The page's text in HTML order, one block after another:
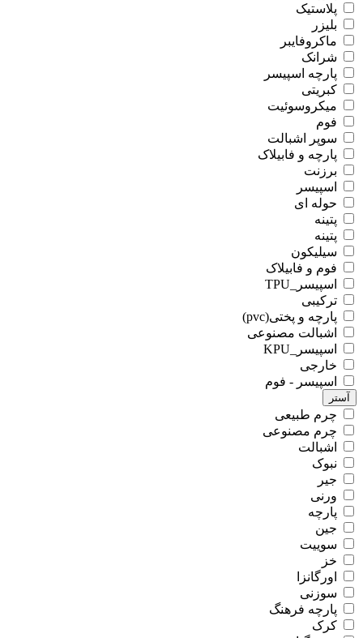
پلاستیک
بلیزر
ماکروفایبر
شرانک
پارچه اسپیسر
کبریتی
میکروسوئیت
فوم
سوپر اشبالت
پارچه و فابیلاک
برزنت
اسپیسر
حوله ای
پتینه
پتینه
سیلیکون
فوم و فابیلاک
اسپیسر_TPU
ترکیبی
پارچه و پختی(pvc)
اشبالت مصنوعی
اسپیسر_KPU
خارجی
اسپیسر - فوم
آستر
چرم طبیعی
چرم مصنوعی
اشبالت
نبوک
جیر
ورنی
پارچه
جین
سوییت
خز
اورگانزا
سوزنی
پارچه فرهنگ
کرک